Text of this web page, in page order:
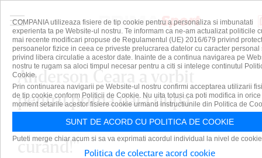
Anderson Ceara a vorbit
pentru prima dată după
transferul la FCSB: "Ne vedem
curând!"
COMPANIA utilizeaza fisiere de tip cookie pentru a personaliza si imbunatati
experienta ta pe Website-ul nostru. Te informam ca ne-am actualizat politicile
mai recente modificari propuse de Regulamentul (UE) 2016/679 privind
persoanelor fizice in ceea ce priveste prelucrarea datelor cu caracter personal
privind libera circulatie a acestor date. Inainte de a continua navigarea pe
nostru te rugam sa aloci timpul necesar pentru a citi si intelege continutul
Cookie.
Prin continuarea navigarii pe Website-ul nostru confirmi acceptarea utilizarii
de tip cookie conform Politicii de Cookie. Nu uita totusi ca poti modifica in orice
moment setarile acestor fisiere cookie urmand instructiunile din Politica de
SUNT DE ACORD CU POLITICA DE COOKIE
Puteti merge chiar acum si sa va exprimati acordul individual la nivel de
Politica de colectare acord cookie